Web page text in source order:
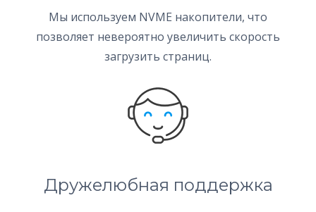
Мы используем NVME накопители, что
позволяет невероятно увеличить скорость
загрузить страниц.
Дружелюбная поддержка